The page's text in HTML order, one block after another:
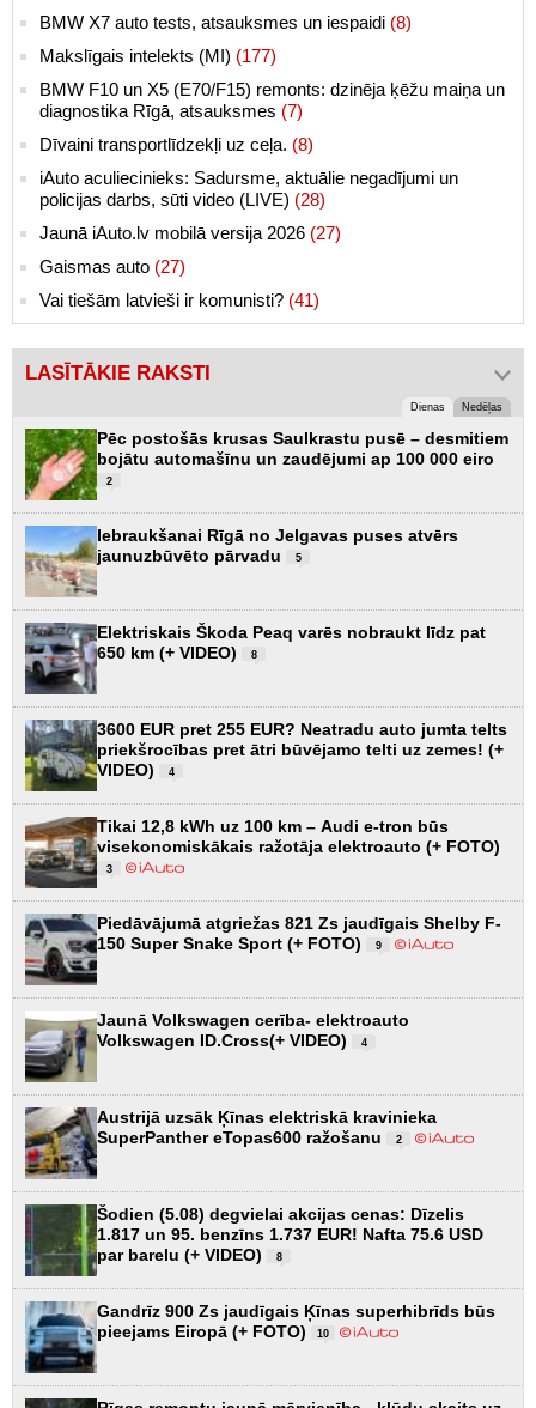
BMW X7 auto tests, atsauksmes un iespaidi (8)
Makslīgais intelekts (MI) (177)
BMW F10 un X5 (E70/F15) remonts: dzinēja ķēžu maiņa un
diagnostika Rīgā, atsauksmes (7)
Dīvaini transportlīdzekļi uz ceļa. (8)
iAuto aculiecinieks: Sadursme, aktuālie negadījumi un
policijas darbs, sūti video (LIVE) (28)
Jaunā iAuto.lv mobilā versija 2026 (27)
Gaismas auto (27)
Vai tiešām latvieši ir komunisti? (41)
LASĪTĀKIE RAKSTI
Dienas Nedēļas
Pēc postošās krusas Saulkrastu pusē – desmitiem
bojātu automašīnu un zaudējumi ap 100 000 eiro
2
Iebraukšanai Rīgā no Jelgavas puses atvērs
jaunuzbūvēto pārvadu
5
Elektriskais Škoda Peaq varēs nobraukt līdz pat
650 km (+ VIDEO)
8
3600 EUR pret 255 EUR? Neatradu auto jumta telts
priekšrocības pret ātri būvējamo telti uz zemes! (+
VIDEO)
4
Tikai 12,8 kWh uz 100 km – Audi e-tron būs
visekonomiskākais ražotāja elektroauto (+ FOTO)
3
Piedāvājumā atgriežas 821 Zs jaudīgais Shelby F-
150 Super Snake Sport (+ FOTO)
9
Jaunā Volkswagen cerība- elektroauto
Volkswagen ID.Cross(+ VIDEO)
4
Austrijā uzsāk Ķīnas elektriskā kravinieka
SuperPanther eTopas600 ražošanu
2
Šodien (5.08) degvielai akcijas cenas: Dīzelis
1.817 un 95. benzīns 1.737 EUR! Nafta 75.6 USD
par barelu (+ VIDEO)
8
Gandrīz 900 Zs jaudīgais Ķīnas superhibrīds būs
pieejams Eiropā (+ FOTO)
10